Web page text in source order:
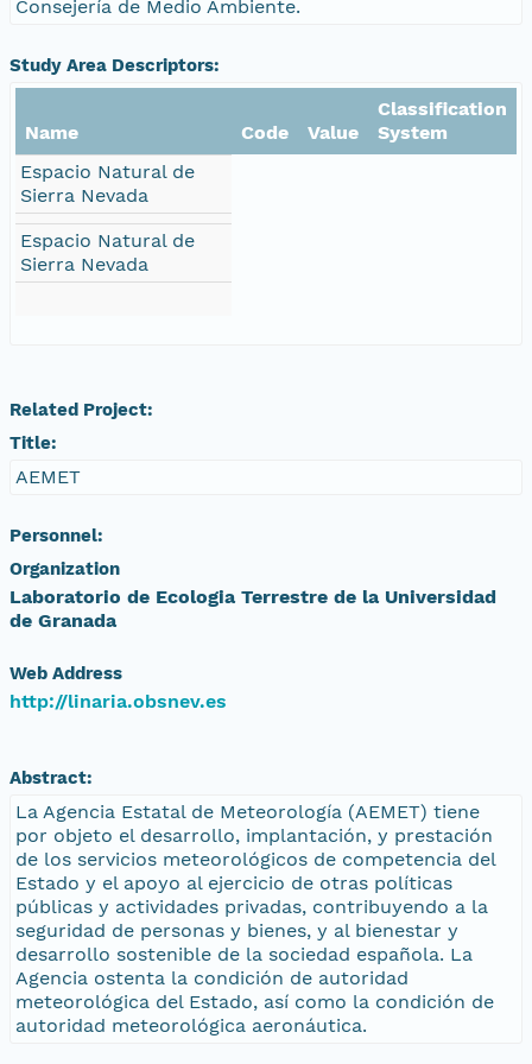
Consejería de Medio Ambiente.
Study Area Descriptors:
Name Code Value
Classification
System
Espacio Natural de
Sierra Nevada
Espacio Natural de
Sierra Nevada
Related Project:
Title:
AEMET
Personnel:
Organization
Laboratorio de Ecologia Terrestre de la Universidad
de Granada
Web Address
http://linaria.obsnev.es
Abstract:
La Agencia Estatal de Meteorología (AEMET) tiene
por objeto el desarrollo, implantación, y prestación
de los servicios meteorológicos de competencia del
Estado y el apoyo al ejercicio de otras políticas
públicas y actividades privadas, contribuyendo a la
seguridad de personas y bienes, y al bienestar y
desarrollo sostenible de la sociedad española. La
Agencia ostenta la condición de autoridad
meteorológica del Estado, así como la condición de
autoridad meteorológica aeronáutica.